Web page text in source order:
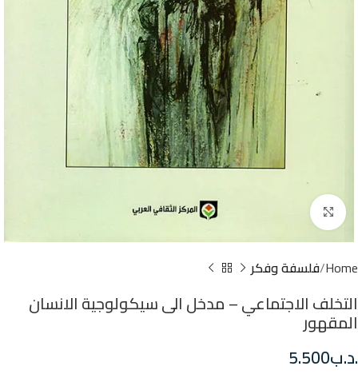
Click to enlarge
Home فلسفة وفكر
التخلف الاجتماعي – مدخل الى سيكولوجية الانسان
المقهور
.د.ب5.500